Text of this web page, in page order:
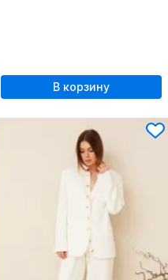
В корзину